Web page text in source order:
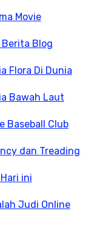
Movie
Blog
Flora Di Dunia
Bawah Laut
Baseball Club
dan Treading
ini
Judi Online